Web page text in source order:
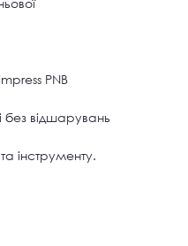
PNB
без відшарувань
інструменту.